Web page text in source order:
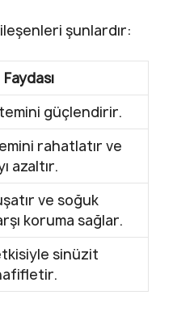
şunlardır:
Faydası
güçlendirir.
rahatlatır ve
azaltır.
ve soğuk
koruma sağlar.
sinüzit